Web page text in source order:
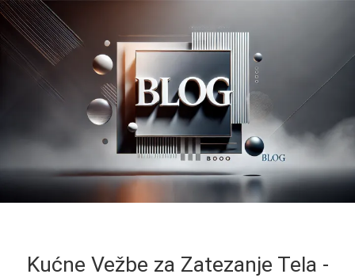
Kućne Vežbe za Zatezanje Tela -